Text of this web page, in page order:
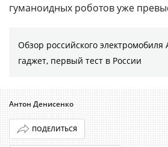
гуманоидных роботов уже
Обзор российского
гаджет, первый тест в России
Антон Денисенко
ПОДЕЛИТЬСЯ